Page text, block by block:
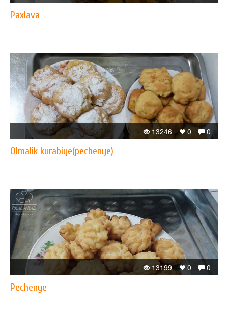
Paxlava
0
0
13246
Olmalik kurabiye(pechenye)
0
0
13199
Pechenye